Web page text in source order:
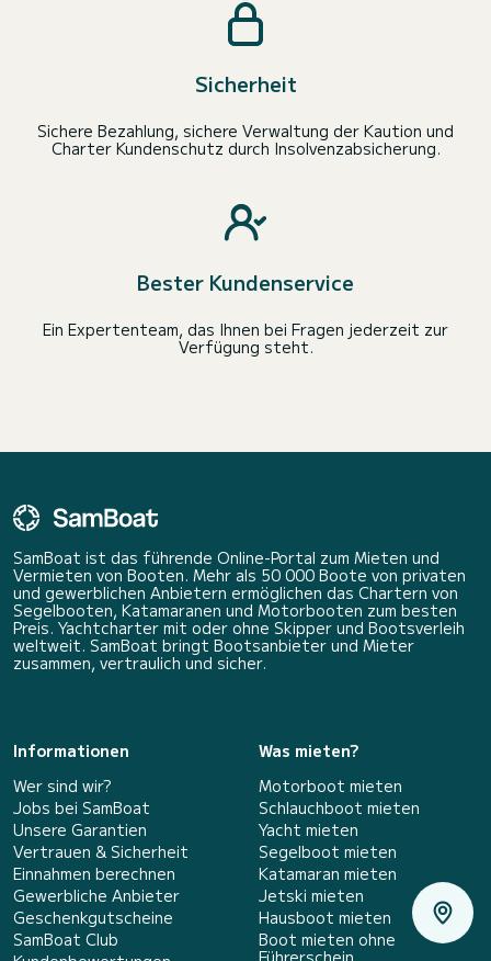
Sicherheit
Sichere Bezahlung, sichere Verwaltung der Kaution und
Charter Kundenschutz durch Insolvenzabsicherung.
Bester Kundenservice
Ein Expertenteam, das Ihnen bei Fragen jederzeit zur
Verfügung steht.
SamBoat ist das führende Online-Portal zum Mieten und
Vermieten von Booten. Mehr als 50 000 Boote von privaten
und gewerblichen Anbietern ermöglichen das Chartern von
Segelbooten, Katamaranen und Motorbooten zum besten
Preis. Yachtcharter mit oder ohne Skipper und Bootsverleih
weltweit. SamBoat bringt Bootsanbieter und Mieter
zusammen, vertraulich und sicher.
Informationen
Wer sind wir?
Jobs bei SamBoat
Unsere Garantien
Vertrauen & Sicherheit
Einnahmen berechnen
Gewerbliche Anbieter
Geschenkgutscheine
SamBoat Club
Was mieten?
Motorboot mieten
Schlauchboot mieten
Yacht mieten
Segelboot mieten
Katamaran mieten
Jetski mieten
Hausboot mieten
Boot mieten ohne